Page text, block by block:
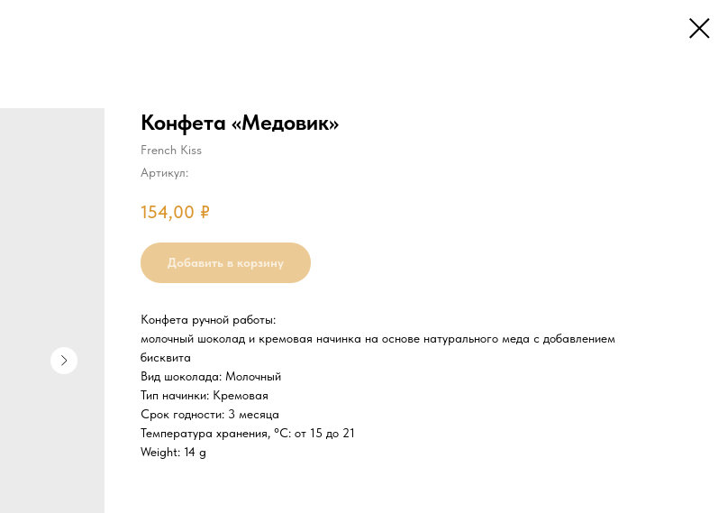
Конфета «Медовик»
French Kiss
Артикул:
154,00 ₽
Добавить в корзину
Конфета ручной работы:
молочный шоколад и кремовая начинка на основе натурального меда с добавлением
бисквита
Вид шоколада: Молочный
Тип начинки: Кремовая
Срок годности: 3 месяца
Температура хранения, °C: от 15 до 21
Weight: 14 g